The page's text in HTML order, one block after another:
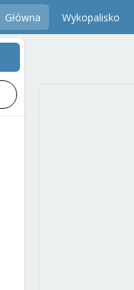
Główna Wykopalisko